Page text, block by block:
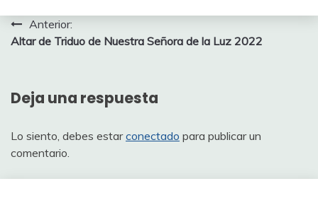
Navegación
de
Anterior:
Altar de Triduo de Nuestra Señora de la Luz 2022
Deja una respuesta
Lo siento, debes estarconectado para publicar un
comentario.